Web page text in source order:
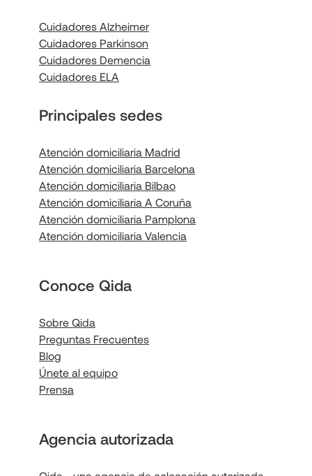
Cuidadores Alzheimer
Cuidadores Parkinson
Cuidadores Demencia
Cuidadores ELA
Principales sedes
Atención domiciliaria Madrid
Atención domiciliaria Barcelona
Atención domiciliaria Bilbao
Atención domiciliaria A Coruña
Atención domiciliaria Pamplona
Atención domiciliaria Valencia
Conoce Qida
Sobre Qida
Preguntas Frecuentes
Blog
Únete al equipo
Prensa
Agencia autorizada